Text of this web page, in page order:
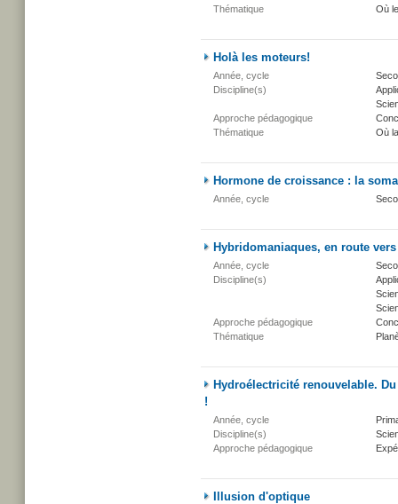
Thématique
Où
Holà les moteurs!
Année, cycle
Discipline(s)
Approche pédagogique
Thématique
Où
Hormone de croissance : la
Année, cycle
Hybridomaniaques, en route
Année, cycle
Discipline(s)
Approche pédagogique
Thématique
Hydroélectricité renouvelable.
!
Année, cycle
Discipline(s)
Approche pédagogique
Illusion d'optique